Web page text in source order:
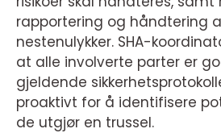
rapportering og håndtering
nestenulykker. SHA-
at alle involverte parter er
gjeldende
proaktivt for å identifisere
de utgjør en trussel.